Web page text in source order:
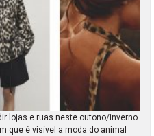
lojas e ruas neste outono/inverno
que é visível a moda do animal